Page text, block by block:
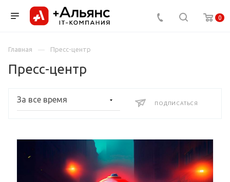
0
Главная Пресс-центр
Пресс-центр
ПОДПИСАТЬСЯ